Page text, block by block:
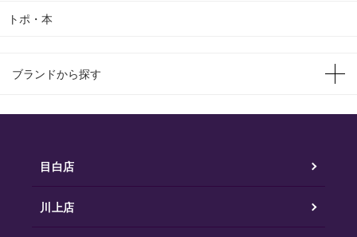
トポ・本
ブランドから探す
目白店
川上店